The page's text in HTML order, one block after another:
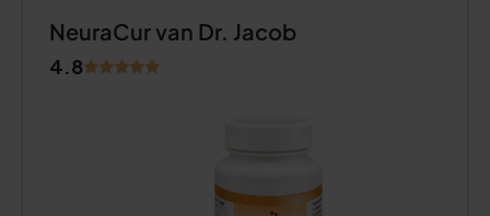
NeuraCur van Dr. Jacob
4.8